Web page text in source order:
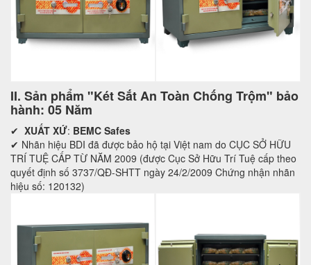
II. Sản phẩm "Két Sắt An Toàn Chống Trộm" bảo
hành: 05 Năm
✔ XUẤT XỨ: BEMC Safes
✔ Nhãn hiệu BDI đã được bảo hộ tại Việt nam do CỤC SỞ HỮU
TRÍ TUỆ CẤP TỪ NĂM 2009 (được Cục Sở Hữu Trí Tuệ cấp theo
quyết định số 3737/QĐ-SHTT ngày 24/2/2009 Chứng nhận nhãn
hiệu số: 120132)